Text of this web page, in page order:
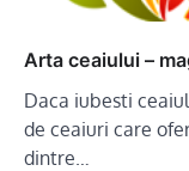
Arta ceaiului –
Daca iubesti
de ceaiuri care
dintre…